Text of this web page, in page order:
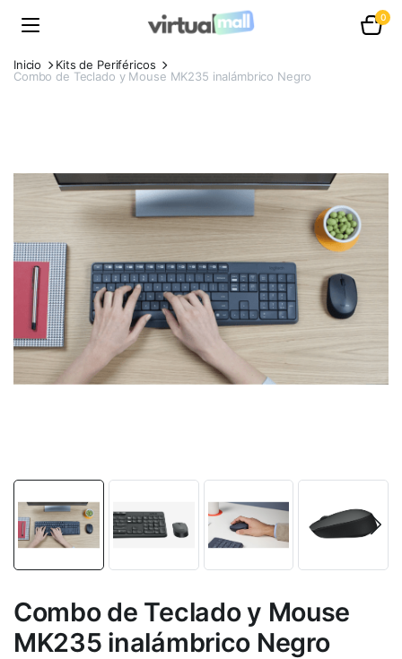
0
Inicio
Kits de Periféricos
Combo de Teclado y Mouse MK235 inalámbrico Negro
Combo de Teclado y Mouse
MK235 inalámbrico Negro